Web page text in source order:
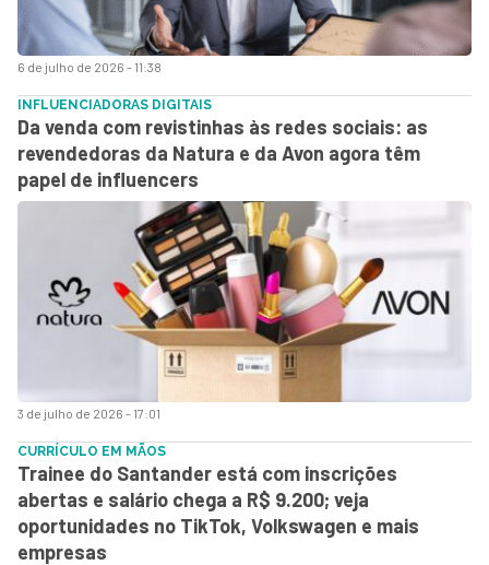
6 de julho de 2026 - 11:38
3 de julho de 2026 - 17:01
INFLUENCIADORAS DIGITAIS
Da venda com revistinhas às redes sociais: as
revendedoras da Natura e da Avon agora têm
papel de influencers
CURRÍCULO EM MÃOS
Trainee do Santander está com inscrições
abertas e salário chega a R$ 9.200; veja
oportunidades no TikTok, Volkswagen e mais
empresas